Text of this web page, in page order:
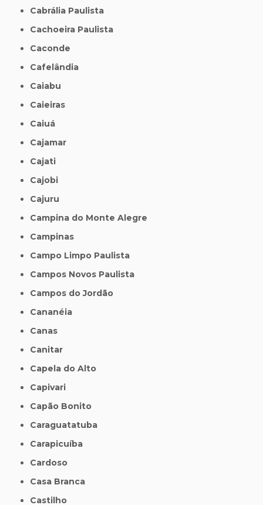
Cabrália Paulista
Cachoeira Paulista
Caconde
Cafelândia
Caiabu
Caieiras
Caiuá
Cajamar
Cajati
Cajobi
Cajuru
Campina do Monte Alegre
Campinas
Campo Limpo Paulista
Campos Novos Paulista
Campos do Jordão
Cananéia
Canas
Canitar
Capela do Alto
Capivari
Capão Bonito
Caraguatatuba
Carapicuíba
Cardoso
Casa Branca
Castilho